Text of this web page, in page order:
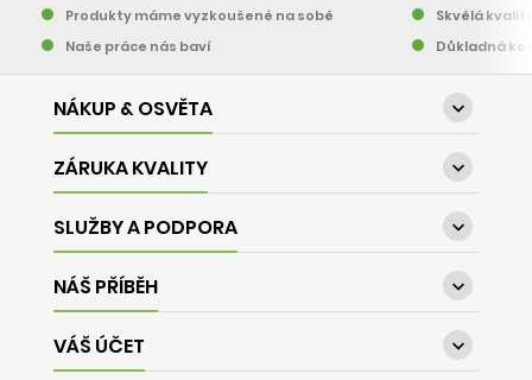
Produkty máme vyzkoušené na sobě
Naše práce nás baví
Skvělá
Důkladná
NÁKUP & OSVĚTA 
ZÁRUKA KVALITY 
SLUŽBY A PODPORA 
NÁŠ PŘÍBĚH 
VÁŠ ÚČET 